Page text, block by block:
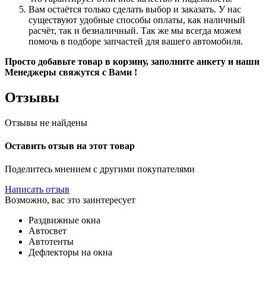
Вам остаётся только сделать выбор и заказать. У нас
существуют удобные способы оплаты, как наличный
расчёт, так и безналичный. Так же мы всегда можем
помочь в подборе запчастей для вашего автомобиля.
Просто добавьте товар в корзину, заполните анкету и наши
Менеджеры свяжутся с Вами !
Отзывы
Отзывы не найдены
Оставить отзыв на этот товар
Поделитесь мнением с другими покупателями
Написать отзыв
Возможно, вас это заинтересует
Раздвижные окна
Автосвет
Автотенты
Дефлекторы на окна